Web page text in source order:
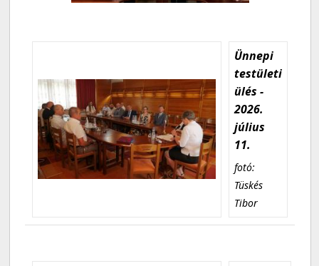
Ünnepi
testületi
ülés -
2026.
július
11.
fotó:
Tüskés
Tibor